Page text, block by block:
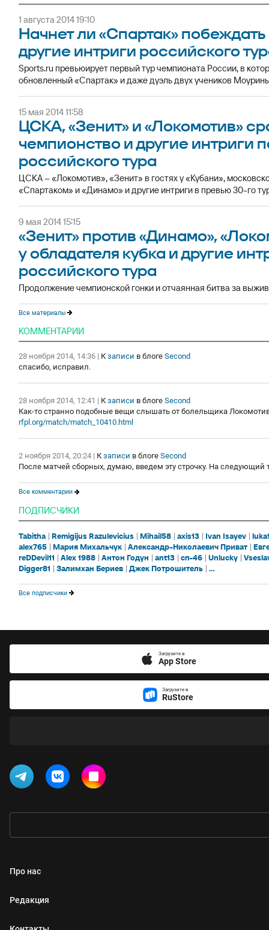
1 августа 2014 19:10
Начнет ли «Спартак»
другие интриги российского
Sports.ru превьюирует первый тур чемпионата России, в
обновленный «Спартак» и даже дуэль двух учеников
15 мая 2014 11:58
ЦСКА, «Зенит» и «Локомотив»
чемпионство и другие интриги
российского тура
ЦСКА – «Локомотив», «Зенит» в гостях у «Кубани»,
«Спартаком» и «Динамо» и другие интриги в превью 30-го
9 мая 2014 15:15
«Зенит» против «Динамо»,
у обладателя кубка и другие
российского тура
Продолжение чемпионской гонки и отчаянная битва за
Все материалы
КОММЕНТАРИИ
28 ноября 2014, 14:36 | К записи в блоге Second
спасибо, исправил.
28 ноября 2014, 12:41 | К записи в блоге Second
Как-то странно подобные вещи слышать от болельщика
rfpl.org/match/match_10410.html
2 ноября 2014, 20:24 | К записи в блоге Second
После матчей сборных, думаю, введем эту строчку. На следующий
Все комментарии
ПОДПИСЧИКИ
Tabitha Remigijus Razulevicius Mihail58 axis13 Ivan Isayev
alex765 Мария Михальчук Александр-Николаевич Приват
reDDevil11
Alex 1988 Антон Годун ant13 сп-46 Unlucky
Digger81
Залимхан Бериев Джек Потрошитель ...
Все подписчики
Загрузите в
App Store
Загрузите в
RuStore
Про нас
Редакция